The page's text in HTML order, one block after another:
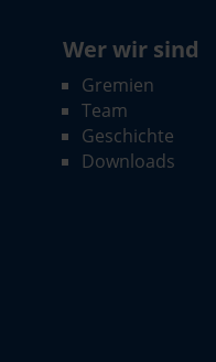
Wer wir sind
Gremien
Team
Geschichte
Downloads